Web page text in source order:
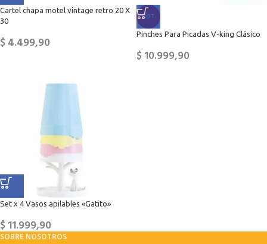
Cartel chapa motel vintage retro 20 X
30
$4.499,90
HOT
Pinches Para Picadas V-king Clásico
$10.999,90
Set x 4 Vasos apilables «Gatito»
$11.999,90
SOBRE NOSOTROS